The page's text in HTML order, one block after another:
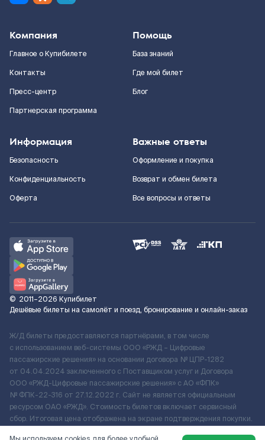
Компания
Главное о Купибилете
Контакты
Пресс-центр
Партнерская программа
Помощь
База знаний
Где мой билет
Блог
Информация
Безопасность
Конфиденциальность
Оферта
Важные ответы
Оформление и покупка
Возврат и обмен билета
Все вопросы и ответы
© 2011–2026 Купибилет
Дешёвые билеты на самолёт и поезд, бронирование и онлайн-заказ
Ж/Д билеты предоставляются партнёрами, в том числе
с использованием веб-системы ООО «РЖД – Цифровые
пассажирские решения» на основании договора № ЦПР-1282
от 04.04.2024 заключенного с Поставщиком услуг и Договора
ООО «РЖД-Цифровые пассажирские решения» c АО «ФПК»
№ ФПК-22-316 от 27.12.2022 г. Сайт не является официальным
ресурсом ОАО «РЖД». Стоимость билетов включает сервисный
сбор. Итоговая цена отображена на экране подтверждения покупки.